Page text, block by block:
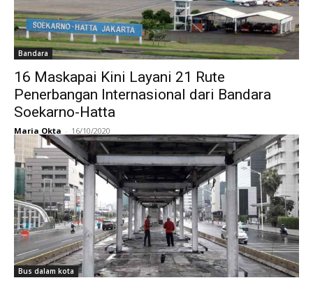
Bandara
16 Maskapai Kini Layani 21 Rute
Penerbangan Internasional dari Bandara
Soekarno-Hatta
Maria Okta - 16/10/2020
Bus dalam kota